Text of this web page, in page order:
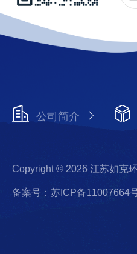
公司简介
Copyright © 2026 江苏如克
备案号：苏ICP备11007664